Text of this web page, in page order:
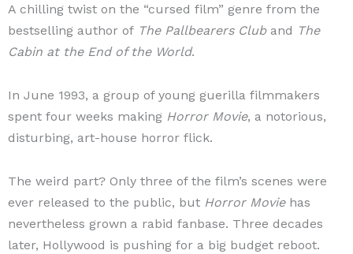
A chilling twist on the “cursed film” genre from the
bestselling author of The Pallbearers Cluband The
Cabin at the End of the World.
In June 1993, a group of young guerilla filmmakers
spent four weeks making Horror Movie, a notorious,
disturbing, art-house horror flick.
The weird part? Only three of the film’s scenes were
ever released to the public, but Horror Moviehas
nevertheless grown a rabid fanbase. Three decades
later, Hollywood is pushing for a big budget reboot.